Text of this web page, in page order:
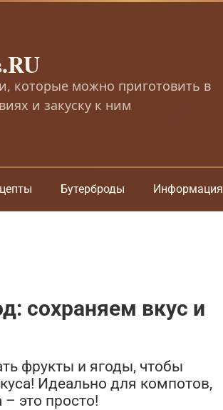
которые можно приготовить в
и закуску к ним
Бутерброды Информация
сохраняем вкус и
фрукты и ягоды, чтобы
Идеально для компотов,
это просто!